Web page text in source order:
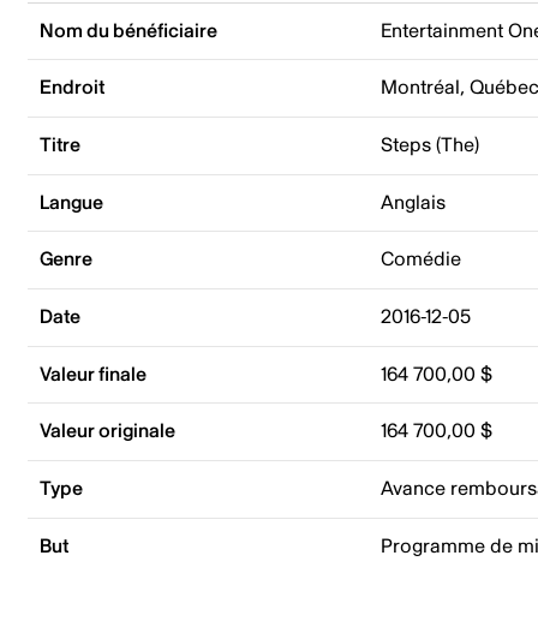
Nom du bénéficiaire Entertainment
Endroit Montréal,
Titre Steps (The)
Langue Anglais
Genre Comédie
Date 2016-12-05
Valeur finale 164 700,00 $
Valeur originale 164 700,00 $
Type Avance
But Programme de